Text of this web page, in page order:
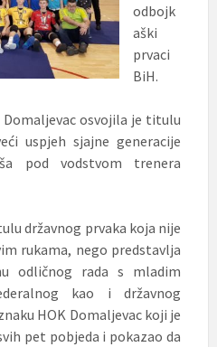
odbojk
aški
prvaci
BiH.
osvojila je titulu
uspjeh sjajne generacije
pod vodstvom trenera
državnog prvaka koja nije
rukama, nego predstavlja
odličnog rada s mladim
kao i državnog
HOK Domaljevac koji je
pet pobjeda i pokazao da